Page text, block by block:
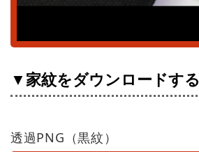
▼家紋をダウンロードする
透過PNG（黒紋）